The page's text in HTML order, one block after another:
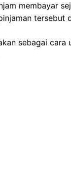
membayar
tersebut
sebagai